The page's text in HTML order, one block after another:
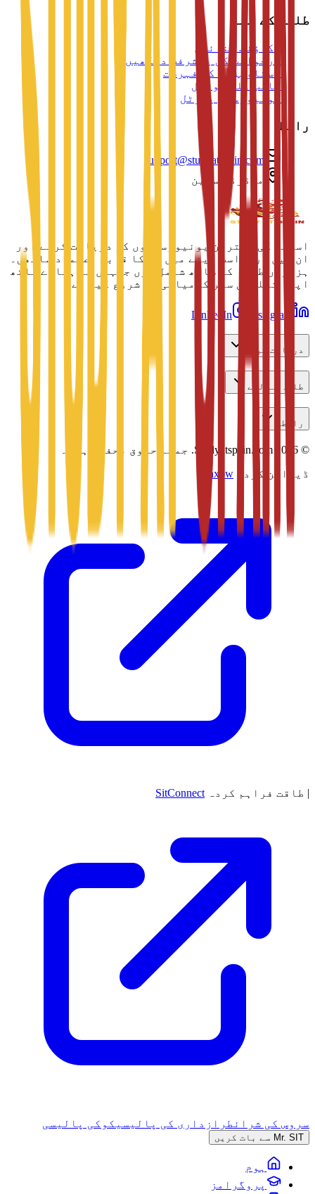
طلبہ کے لیے
اکاؤنٹ بنائیں
درخواست کی پیشرفت دیکھیں
دستاویزات کی فہرست
طالب علم پورٹل
یونیورسٹی پورٹل
رابطہ
support@studyatspain.com
میڈرڈ، سپین
اسپین کی بہترین یونیورسٹیوں کو دریافت کرنے اور
ان میں درخواست دینے میں آپ کا قابل اعتماد ساتھی۔
ہزاروں طلبہ کے ساتھ شامل ہوں جنہوں نے ہمارے ساتھ
اپنا تعلیمی سفر کامیابی سے شروع کیا ہے۔
LinkedIn Instagram
دریافت کریں
طلبہ کے لیے
رابطہ
©
2026
جملہ حقوق محفوظ ہیں۔
ڈیزائن کردہ
Daxow
| طاقت فراہم کردہ SitConnect
سروس کی شرائط رازداری کی پالیسی کوکی پالیسی
Mr. SIT سے بات کریں
ہوم
پروگرامز